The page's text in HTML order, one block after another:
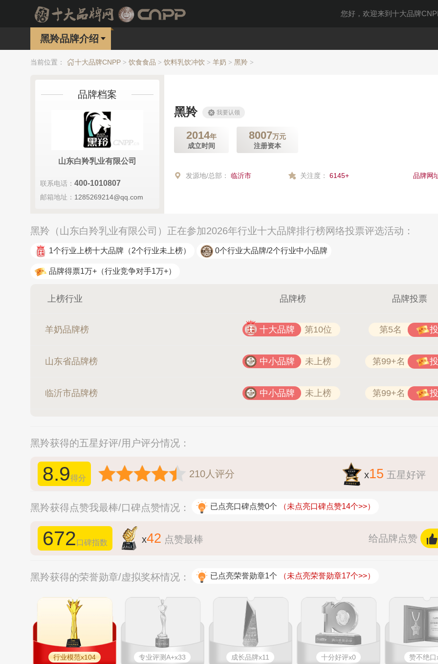
您好，欢迎来到十大品牌
黑羚品牌介绍
当前位置： 十大品牌CNPP > 饮食食品 > 饮料乳饮冲饮 > 羊奶 > 黑羚 >
品牌档案
山东白羚乳业有限公司
联系电话： 400-1010807
邮箱地址： 1285269214@qq.com
黑羚 我要认领
2014年
成立时间
8007万元
注册资本
发源地/总部： 临沂市 关注度： 6145+ 品牌网
黑羚（山东白羚乳业有限公司）正在参加2026年行业十大品牌排行榜网络投票评选活动：
1个行业上榜十大品牌 （2个行业未上榜） 0个行业大品牌/2个行业中小品牌
品牌得票1万+ （行业竞争对手1万+）
上榜行业 品牌榜 品牌投票
羊奶品牌榜 十大品牌 第10位 第5名
山东省品牌榜 中小品牌 未上榜 第99+名
临沂市品牌榜 中小品牌 未上榜 第99+名
黑羚获得的五星好评/用户评分情况：
8.9得分 210人评分 x15 五星好评
黑羚获得点赞我最棒/口碑点赞情况： 已点亮口碑点赞0个 （未点亮口碑点赞14个>>）
672口碑指数 x42 点赞最棒 给品牌点赞
黑羚获得的荣誉勋章/虚拟奖杯情况： 已点亮荣誉勋章1个 （未点亮荣誉勋章17个>>）
行业模范x104 专业评测A+x33 成长品牌x11 十分好评x0 赞不绝口